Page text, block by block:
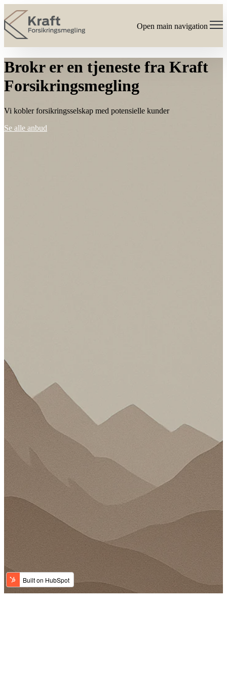
Open main navigation
Brokr er en tjeneste fra Kraft
Forsikringsmegling
Vi kobler forsikringsselskap med potensielle kunder
Se alle anbud